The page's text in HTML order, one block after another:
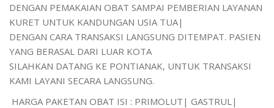
DENGAN PEMAKAIAN OBAT SAMPAI PEMBERIAN LAYANAN
KURET UNTUK KANDUNGAN USIA TUA|
DENGAN CARA TRANSAKSI LANGSUNG DITEMPAT. PASIEN
YANG BERASAL DARI LUAR KOTA
SILAHKAN DATANG KE PONTIANAK, UNTUK TRANSAKSI
KAMI LAYANI SECARA LANGSUNG.
HARGA PAKETAN OBAT ISI : PRIMOLUT| GASTRUL|